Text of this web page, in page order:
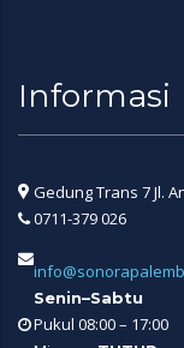
Informasi
Gedung Trans 7 Jl.
0711-379 026
Senin–Sabtu
Pukul 08:00 – 17:00